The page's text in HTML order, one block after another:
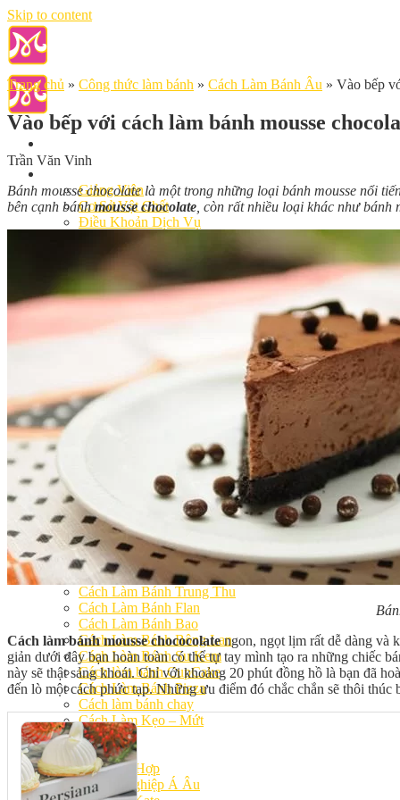
Skip to content
Giảng Viên
Cơ Sở Vật Chất
Điều Khoản Dịch Vụ
Nghiệp vụ Bếp Trưởng Bếp Bánh
Nghiệp Vụ Bếp Bánh Quốc Tế
Nghiệp Vụ Quản Lý Bếp Bánh
Khóa Học Bánh Mì Nâng Cao
Nghiệp Vụ Bánh Kem
Khóa Học Làm Bánh Việt
Khóa Học Bánh Đài Loan
Học Làm Bánh Ngắn Hạn
Khóa Học Bánh Kinh Doanh
Khóa Học Handmade Mini Cake
Chuyên Đề
Khai Giảng
Lịch học – Lịch thi
Đăng Ký Học
Công Thức
Cách Làm Bánh Việt
Cách Làm Bánh Âu
Cách Làm Bánh Kem
Cách Làm Bánh Mì
Cách Làm Bánh Trung Thu
Cách Làm Bánh Flan
Cách Làm Bánh Bao
Cách Làm Bánh Bông Lan
Cách Làm Bánh Su Kem
Cách làm bánh CupCake
Cách Làm Bánh Pizza
Cách làm bánh chay
Cách Làm Kẹo – Mứt
Video
Tin tức
Tin Tổng Hợp
Hướng Nghiệp Á Âu
Trang chủ » Công thức làm bánh » Cách Làm Bánh Âu » Vào bếp
Vào bếp với cách làm bánh mousse
Trần Văn Vinh
Bánh mousse chocolate là một trong những loại bánh mousse nổi
bên cạnh bánhmousse chocolate , còn rất nhiều loại khác như
Cách làm bánh mousse chococolatengon, ngọt lịm rất dễ dàng và
giản dưới đây bạn hoàn toàn có thể tự tay mình tạo ra những chiếc
này sẽ thật sảng khoái. Chỉ với khoảng 20 phút đồng hồ là bạn đã
đến lò một cách phức tạp. Những ưu điểm đó chắc chắn sẽ thôi